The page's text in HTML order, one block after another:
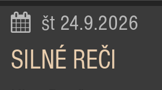
št 24.9.2026
SILNÉ REČI